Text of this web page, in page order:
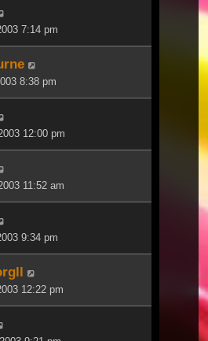
7:14 pm
8:38 pm
12:00 pm
11:52 am
9:34 pm
12:22 pm